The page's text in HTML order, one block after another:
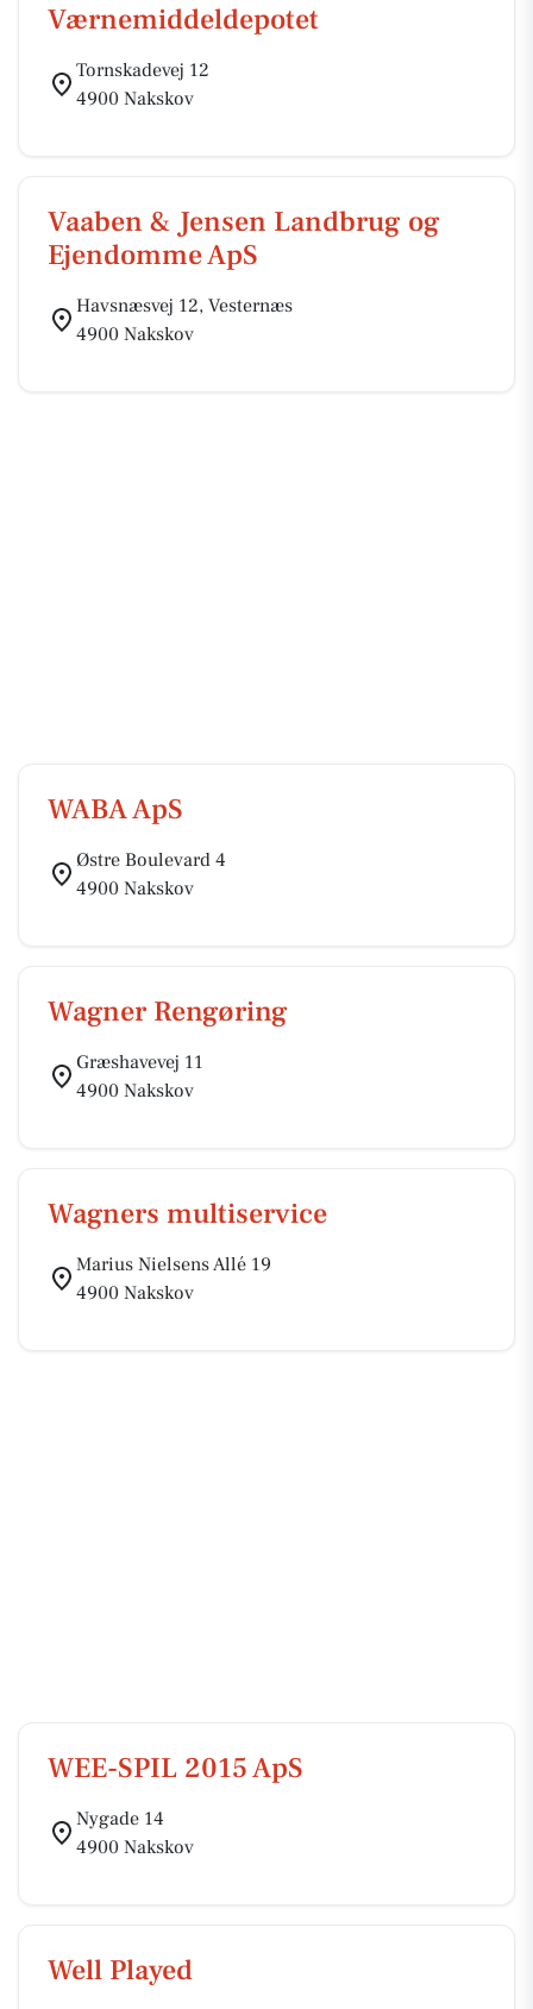
Værnemiddeldepotet
Tornskadevej 12
4900 Nakskov
Vaaben & Jensen Landbrug og
Ejendomme ApS
Havsnæsvej 12, Vesternæs
4900 Nakskov
WABA ApS
Østre Boulevard 4
4900 Nakskov
Wagner Rengøring
Græshavevej 11
4900 Nakskov
Wagners multiservice
Marius Nielsens Allé 19
4900 Nakskov
WEE-SPIL 2015 ApS
Nygade 14
4900 Nakskov
Well Played